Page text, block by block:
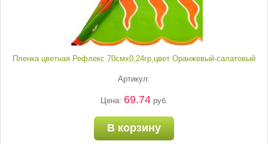
Пленка цветная Рефлекс 70смх0,24гр,цвет Оранжевый-салатовый
Артикул:
Цена: 69.74руб.
В корзину